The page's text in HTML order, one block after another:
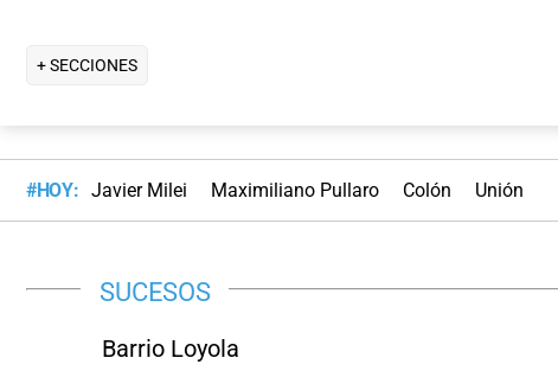
+ SECCIONES
#HOY: Javier Milei Maximiliano Pullaro Colón Unión
SUCESOS
Barrio Loyola